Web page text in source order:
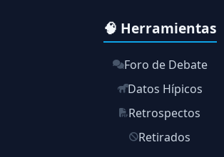
🧠 Herramientas
Foro de Debate
Datos Hípicos
Retrospectos
Retirados